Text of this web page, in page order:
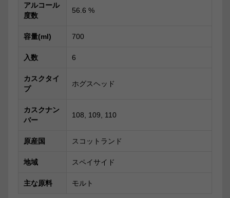
アルコール
度数
56.6 %
容量(ml) 700
入数 6
カスクタイ
プ
ホグスヘッド
カスクナン
バー
108, 109, 110
原産国 スコットランド
地域 スペイサイド
主な原料 モルト